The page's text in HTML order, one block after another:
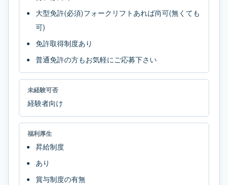
大型免許(必須)フォークリフトあれば尚可(無くても
可)
免許取得制度あり
普通免許の方もお気軽にご応募下さい
未経験可否
経験者向け
福利厚生
昇給制度
あり
賞与制度の有無